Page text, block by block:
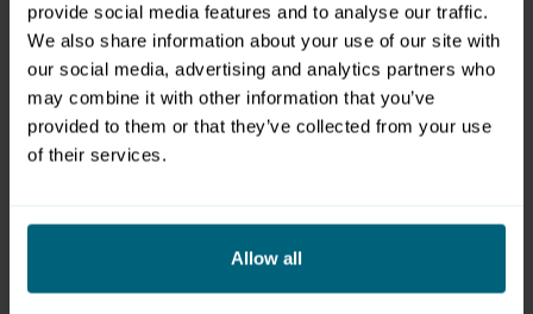
provide social media features and to analyse our traffic.
We also share information about your use of our site with
our social media, advertising and analytics partners who
may combine it with other information that you’ve
provided to them or that they’ve collected from your use
of their services.
Allow all
sondern auch, dass die aktiven Sponsoren und Personen,
die neu auf uns zugekommen sind, unbedingt dabei sein
wollen.", so Thomas Kreidl, der u.a. die sportliche Planung
verantwortet. "Nach Salzburg kommen, ist wie
heimkommen hat einer unserer langjährigen Partner